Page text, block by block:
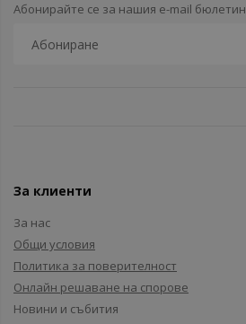
Абонирайте се за нашия e-mail бюлетин
За клиенти
За нас
Общи условия
Политика за поверителност
Онлайн решаване на спорове
Новини и събития